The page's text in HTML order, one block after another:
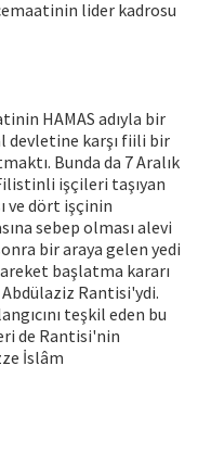
lider kadrosu
HAMAS adıyla bir
devletine karşı fiili bir
Bunda da 7 Aralık
işçileri taşıyan
ve dört işçinin
sebep olması alevi
bir araya gelen yedi
başlatma kararı
Abdülaziz Rantisi'ydi.
teşkil eden bu
de Rantisi'nin
İslâm